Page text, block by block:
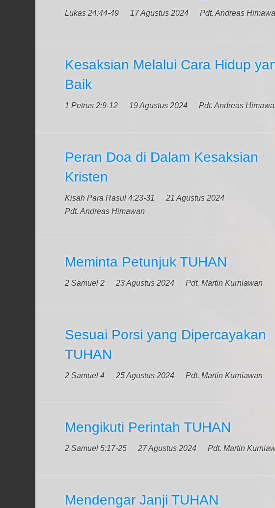
Lukas 24:44-49 17 Agustus 2024 Pdt. Andreas
Kesaksian Melalui Cara Hidup
Baik
1 Petrus 2:9-12 19 Agustus 2024 Pdt. Andreas
Peran Doa di Dalam Kesaksian
Kristen
Kisah Para Rasul 4:23-31
21 Agustus 2024
Pdt. Andreas Himawan
Meminta Petunjuk TUHAN
2 Samuel 2 23 Agustus 2024 Pdt. Martin Kurniawan
Sesuai Porsi yang Dipercayakan
TUHAN
2 Samuel 4 25 Agustus 2024 Pdt. Martin Kurniawan
Mengikuti Perintah TUHAN
2 Samuel 5:17-25 27 Agustus 2024 Pdt. Martin
Mendengar Janji TUHAN